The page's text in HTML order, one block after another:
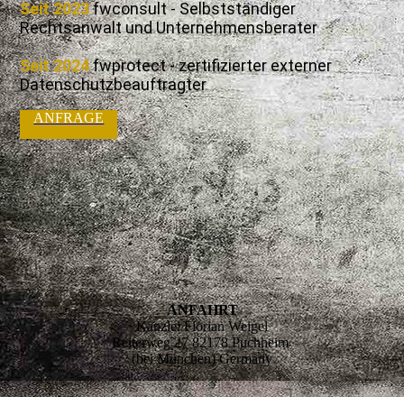
Seit 2023fwconsult - Selbstständiger
Rechtsanwalt und Unternehmensberater
Seit 2024fwprotect - zertifizierter externer
Datenschutzbeauftragter
ANFRAGE
ANFAHRT
Kanzlei Florian Weigel
Reiterweg 27 82178 Puchheim
(bei München) Germany